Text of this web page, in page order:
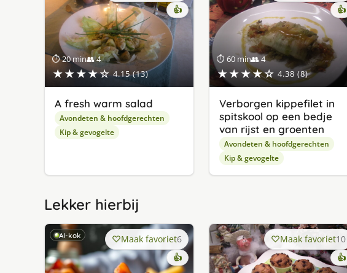
⏱ 20 min👥 4
★★★★☆ 4.15 (13)
👍
A fresh warm salad
Avondeten & hoofdgerechten
Kip & gevogelte
⏱ 60 min👥 4
★★★★☆ 4.38 (8)
👍
Verborgen kippefilet in
spitskool op een bedje
van rijst en groenten
Avondeten & hoofdgerechten
Kip & gevogelte
Lekker hierbij
AI-kok Maak favoriet6
👍
Maak favoriet10
👍